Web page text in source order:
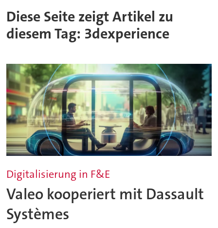
Diese Seite zeigt Artikel zu
diesem Tag: 3dexperience
Digitalisierung in F&E
Valeo kooperiert mit Dassault
Systèmes